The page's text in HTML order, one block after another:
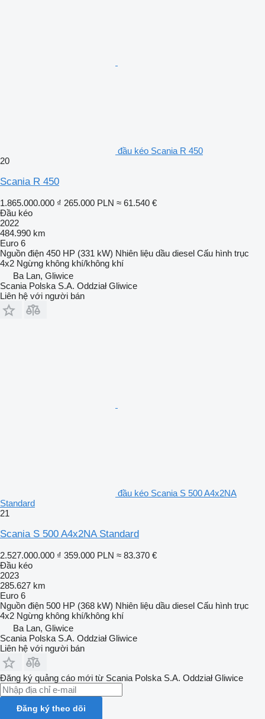
đầu kéo Scania R 450
20
Scania R 450
1.865.000.000 ₫ 265.000 PLN ≈ 61.540 €
Đầu kéo
2022
484.990 km
Euro 6
Nguồn điện 450 HP (331 kW) Nhiên liệu dầu diesel Cấu hình trục
4x2 Ngừng không khí/không khí
Ba Lan, Gliwice
Scania Polska S.A. Oddział Gliwice
Liên hệ với người bán
đầu kéo Scania S 500 A4x2NA
Standard
21
Scania S 500 A4x2NA Standard
2.527.000.000 ₫ 359.000 PLN ≈ 83.370 €
Đầu kéo
2023
285.627 km
Euro 6
Nguồn điện 500 HP (368 kW) Nhiên liệu dầu diesel Cấu hình trục
4x2 Ngừng không khí/không khí
Ba Lan, Gliwice
Scania Polska S.A. Oddział Gliwice
Liên hệ với người bán
Đăng ký quảng cáo mới từ Scania Polska S.A. Oddział Gliwice
Đăng ký theo dõi